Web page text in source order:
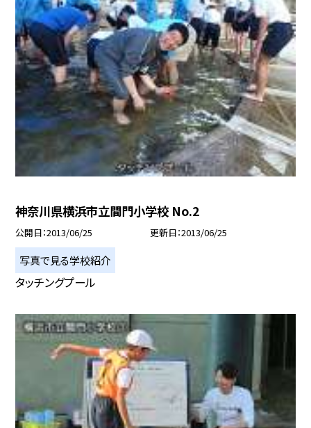
神奈川県横浜市立間門小学校 No.2
公開日 2013/06/25 更新日 2013/06/25
写真で見る学校紹介
タッチングプール